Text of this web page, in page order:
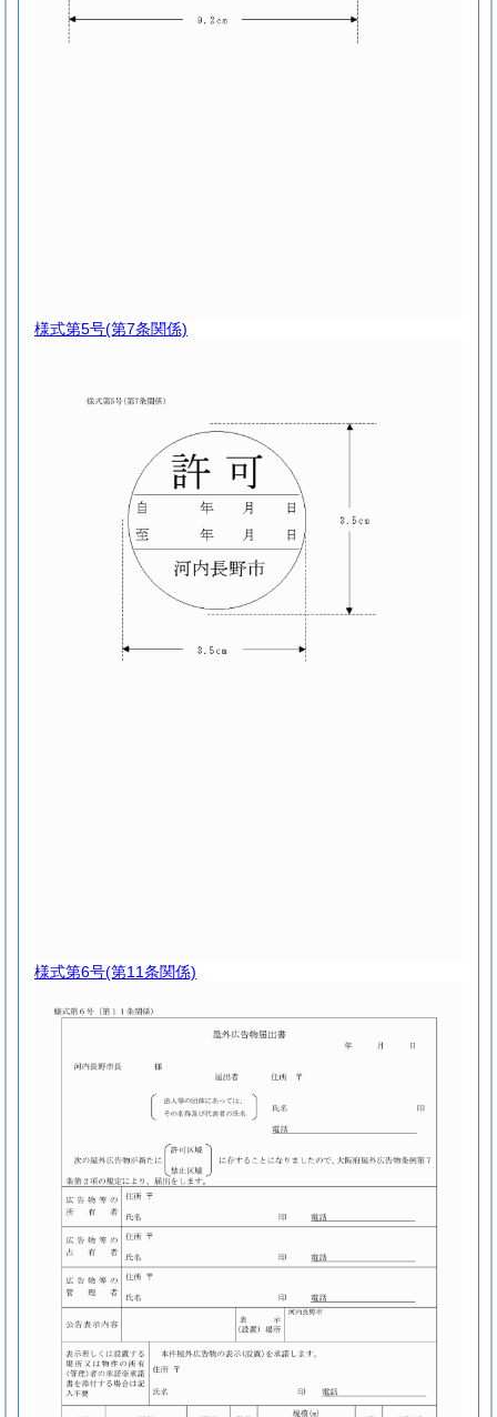
様式第5号(第7条関係)
様式第6号(第11条関係)